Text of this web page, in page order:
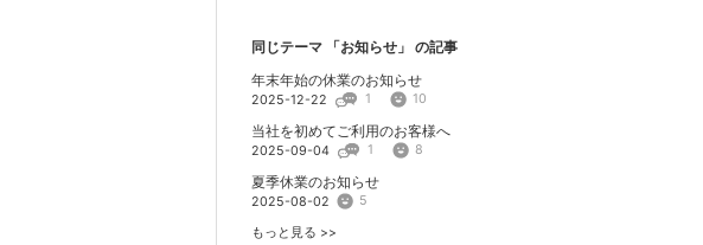
同じテーマ 「お知らせ 」 の記事
年末年始の休業のお知らせ
2025-12-22 1 10
当社を初めてご利用のお客様へ
2025-09-04 1 8
夏季休業のお知らせ
2025-08-02 5
もっと見る >>